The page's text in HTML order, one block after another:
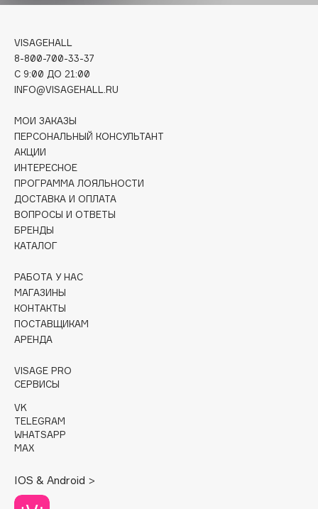
Clarette
Clarins
Clarins Precious
НОВИНКА
Clinique
Clive Christian
Club De Nuit
Collagenina
Consly
Corimo
CosRX
Crescina
Cunzite
Curaprox
D
DABO
DARLING*
Davines
Deonica
VISAGEHALL
8-800-700-33-37
C 9:00 ДО 21:00
INFO@VISAGEHALL.RU
МОИ ЗАКАЗЫ
ПЕРСОНАЛЬНЫЙ КОНСУЛЬТАНТ
АКЦИИ
ИНТЕРЕСНОЕ
ПРОГРАММА ЛОЯЛЬНОСТИ
ДОСТАВКА И ОПЛАТА
ВОПРОСЫ И ОТВЕТЫ
БРЕНДЫ
КАТАЛОГ
РАБОТА У НАС
МАГАЗИНЫ
КОНТАКТЫ
ПОСТАВЩИКАМ
АРЕНДА
VISAGE PRO
СЕРВИСЫ
VK
TELEGRAM
WHATSAPP
MAX
IOS & Android >